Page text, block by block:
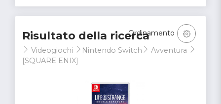
Risultato della ricerca
Videogiochi Nintendo Switch
Avventura
[SQUARE ENIX]
Ordinamento